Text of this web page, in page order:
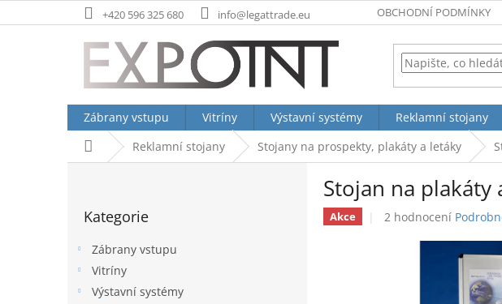
na
+420 596 325 680 info@legattrade.eu OBCHODNÍ PODMÍNKY
Zábrany vstupu Vitríny Výstavní systémy Reklamní stojany
Domů Reklamní stojany Stojany na prospekty, plakáty a letáky
kategorie
Kategorie
Zábrany vstupu
Vitríny
Výstavní systémy
Stojan na plakáty
Akce
Průměrné
2 hodnocení